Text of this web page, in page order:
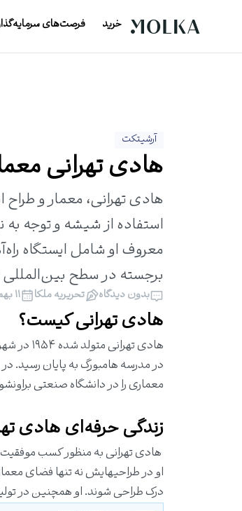
خرید فرصت‌های
آرشیتکت
هادی تهرانی
استفاده از شیشه و توجه
معروف او شامل ایستگاه
برجسته در سطح
بدون دیدگاه تحریریه ملکا ۱۱ بهمن ۱۴۰۳
هادی تهرانی کیست؟
هادی
در مدرسه هامبورگ به پایان رسید. در
معماری را دردانشگاه صنعتی
زندگی حرفه‌ای هادی
هادی تهرانی به منظور کسب موفقیت
او در طراحیهایش نه تنها فضای
درک طراحی شوند. او همچنین در